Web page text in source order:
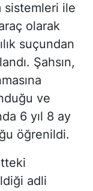
sistemleri ile
olarak
suçundan
Şahsın,
ve
6 yıl 8 ay
öğrenildi.
adli